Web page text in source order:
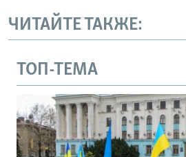
ЧИТАЙТЕ ТАКЖЕ:
ТОП-ТЕМА